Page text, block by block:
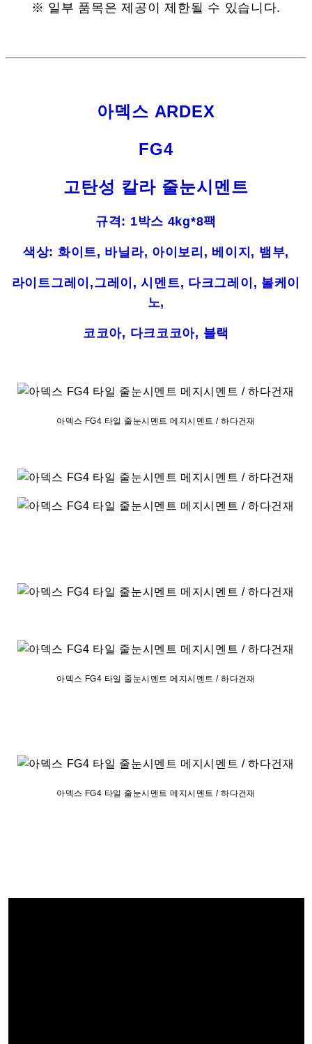
※ 일부 품목은 제공이 제한될 수 있습니다.
아덱스 ARDEX
FG4
고탄성 칼라 줄눈시멘트
규격: 1박스 4kg*8팩
색상: 화이트, 바닐라, 아이보리, 베이지, 뱀부,
라이트그레이,그레이, 시멘트, 다크그레이, 볼케이
노,
코코아, 다크코코아, 블랙
아덱스 FG4 타일 줄눈시멘트 메지시멘트 / 하다건재
아덱스 FG4 타일 줄눈시멘트 메지시멘트 / 하다건재
아덱스 FG4 타일 줄눈시멘트 메지시멘트 / 하다건재